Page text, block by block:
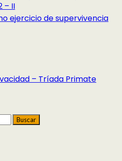
– II
ejercicio de supervivencia
– Tríada Primate